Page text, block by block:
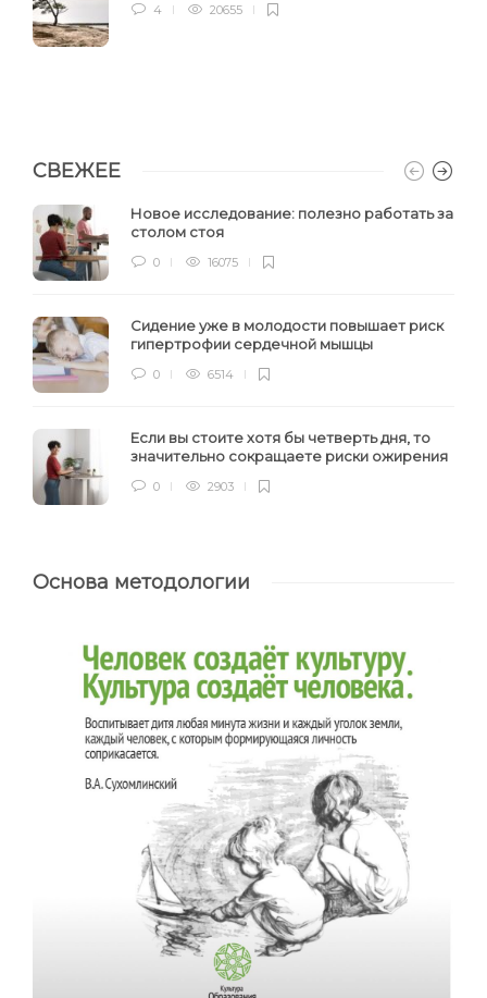
4 20655
СВЕЖЕЕ
Новое исследование: полезно работать за
столом стоя
0 16075
Сидение уже в молодости повышает риск
гипертрофии сердечной мышцы
0 6514
Если вы стоите хотя бы четверть дня, то
значительно сокращаете риски ожирения
0 2903
Основа методологии